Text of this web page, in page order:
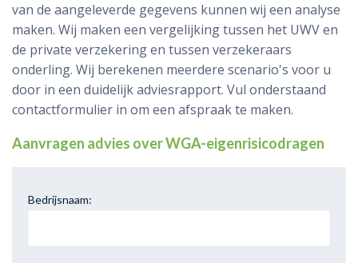
van de aangeleverde gegevens kunnen wij een analyse
maken. Wij maken een vergelijking tussen het UWV en
de private verzekering en tussen verzekeraars
onderling. Wij berekenen meerdere scenario's voor u
door in een duidelijk adviesrapport. Vul onderstaand
contactformulier in om een afspraak te maken.
Aanvragen advies over WGA-eigenrisicodragen
Bedrijsnaam: